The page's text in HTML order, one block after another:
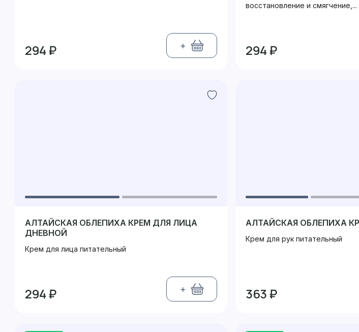
294 ₽ +
восстановление и смягчение,...
294 ₽
АЛТАЙСКАЯ ОБЛЕПИХА КРЕМ ДЛЯ ЛИЦА
ДНЕВНОЙ
Крем для лица питательный
294 ₽ +
АЛТАЙСКАЯ ОБЛЕПИХА
Крем для рук питательный
363 ₽